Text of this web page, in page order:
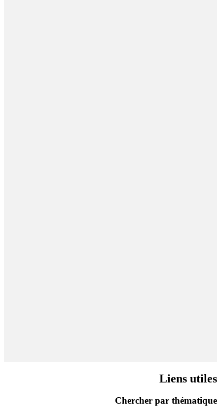
Liens utiles
Chercher par thématique